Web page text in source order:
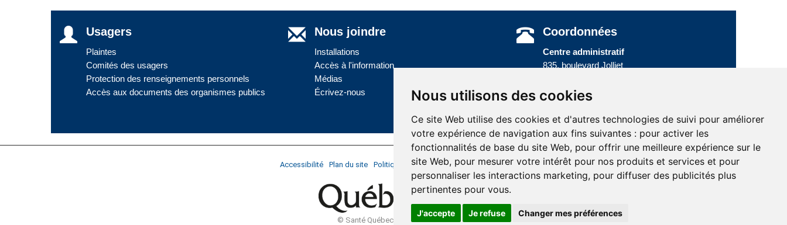
Nous utilisons des cookies
Ce site Web utilise des cookies et d'autres technologies de suivi pour améliorer
votre expérience de navigation aux fins suivantes : pour activer les
fonctionnalités de base du site Web, pour offrir une meilleure expérience sur le
site Web, pour mesurer votre intérêt pour nos produits et services et pour
personnaliser les interactions marketing, pour diffuser des publicités plus
pertinentes pour vous.
J'accepte Je refuse Changer mes préférences
Usagers
Plaintes
Comités des usagers
Protection des renseignements personnels
Accès aux documents des organismes publics
Nous joindre
Installations
Accès à l'information
Médias
Écrivez-nous
Coordonnées
Centre administratif
835, boulevard Jolliet
Téléphone :418 589-9845
Accessibilité Plan du site Politique de confidentialité Réalisation du site
© Santé Québec Côte-Nord, 2026